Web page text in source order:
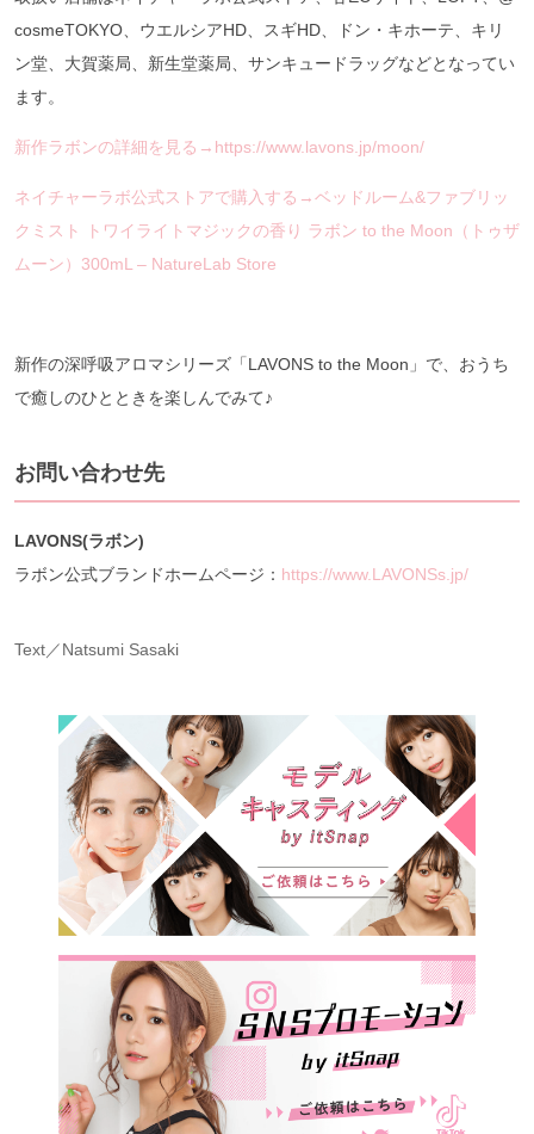
cosmeTOKYO、ウエルシアHD、スギHD、ドン・キホーテ、キリ
ン堂、大賀薬局、新生堂薬局、サンキュードラッグなどとなってい
ます。
新作ラボンの詳細を見る→https://www.lavons.jp/moon/
ネイチャーラボ公式ストアで購入する→ベッドルーム&ファブリッ
クミスト トワイライトマジックの香り ラボン to the Moon（トゥザ
ムーン）300mL – NatureLab Store
新作の深呼吸アロマシリーズ「LAVONS to the Moon」で、おうち
で癒しのひとときを楽しんでみて♪
お問い合わせ先
LAVONS(ラボン)
ラボン公式ブランドホームページ： https://www.LAVONSs.jp/
Text／Natsumi Sasaki